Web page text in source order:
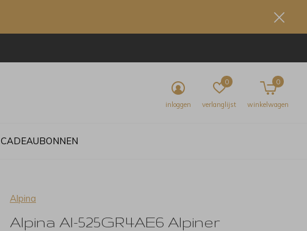
CADEAUBONNEN
inloggen verlanglijst
0
winkelwagen
0
Alpina
Alpina Al-525GR4AE6 Alpiner